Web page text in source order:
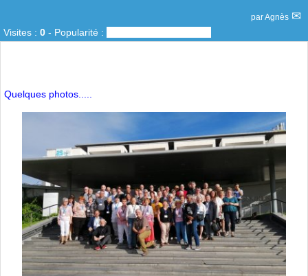
parAgnès
Visites : 0 - Popularité :
Quelques photos.....